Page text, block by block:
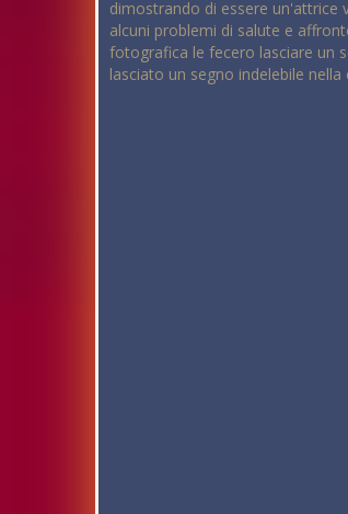
dimostrando di essere un'attrice
alcuni problemi di salute e
fotografica le fecero lasciare un
lasciato un segno indelebile